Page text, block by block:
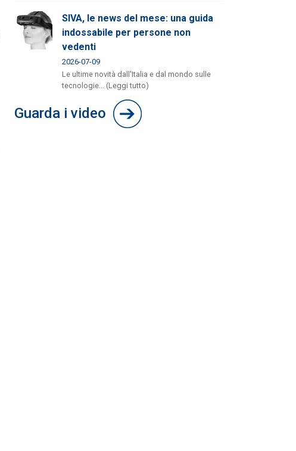
SIVA, le news del mese: una guida
indossabile per persone non
vedenti
2026-07-09
Le ultime novità dall'Italia e dal mondo sulle
tecnologie... (Leggi tutto)
Guarda i video